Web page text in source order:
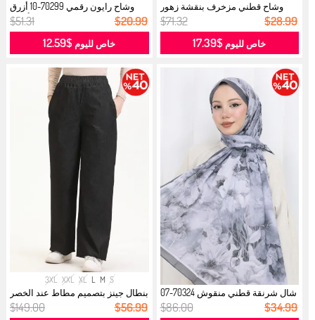
وشاح قطني مزخرف بنقشة زهور
70336-08...
$71.32 $28.99
خاص لليوم $17.39
وشاح رايون رقمي 70299-10 أزرق
أنثرا...
$51.31 $20.99
خاص لليوم $12.59
شال شرنقة قطني منقوش 70324-07
دخاني...
$86.00 $34.99
S
M
L
XL
XXL
3XL
بنطال جينز بتصميم مطاط عند الخصر
17...
$149.00 $56.99